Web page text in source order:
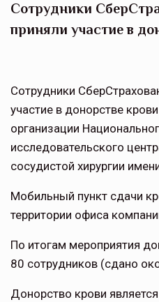
Сотрудники
приняли участие в
Сотрудники
участие в донорстве
организации
исследовательского
сосудистой хирургии
Мобильный пункт сдачи
территории офиса
По итогам мероприятия
80 сотрудников (сдано
Донорство крови